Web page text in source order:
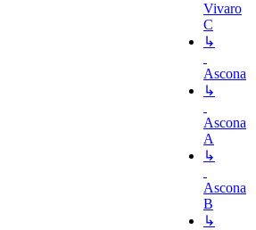
Vivaro
C
↳
Ascona
↳
Ascona
A
↳
Ascona
B
↳